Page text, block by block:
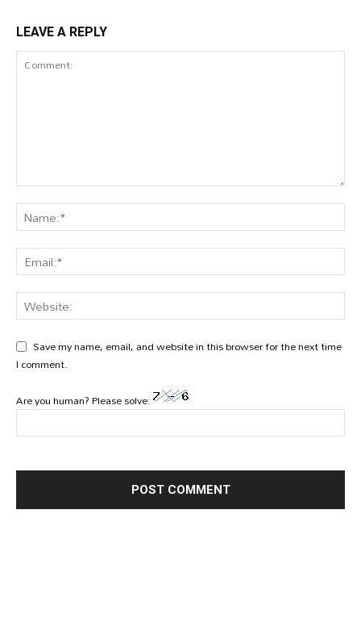
LEAVE A REPLY
Save my name, email, and website in this browser for the next time
I comment.
Are you human? Please solve: